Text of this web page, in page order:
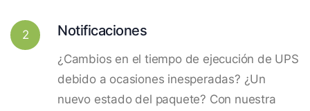
2 Notificaciones
¿Cambios en el tiempo de ejecución de UPS
debido a ocasiones inesperadas? ¿Un
nuevo estado del paquete? Con nuestra